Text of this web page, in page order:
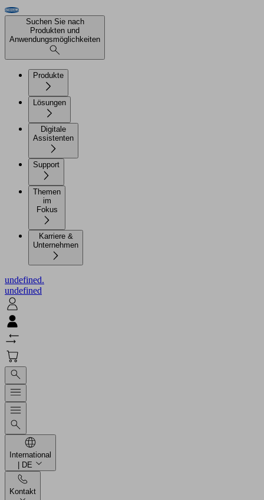
Suchen Sie nach
Produkten und
Anwendungsmöglichkeiten
Produkte
Lösungen
Digitale
Assistenten
Support
Themen
im
Karriere &
Unternehmen
undefined.
undefined
International
| DE
Kontakt